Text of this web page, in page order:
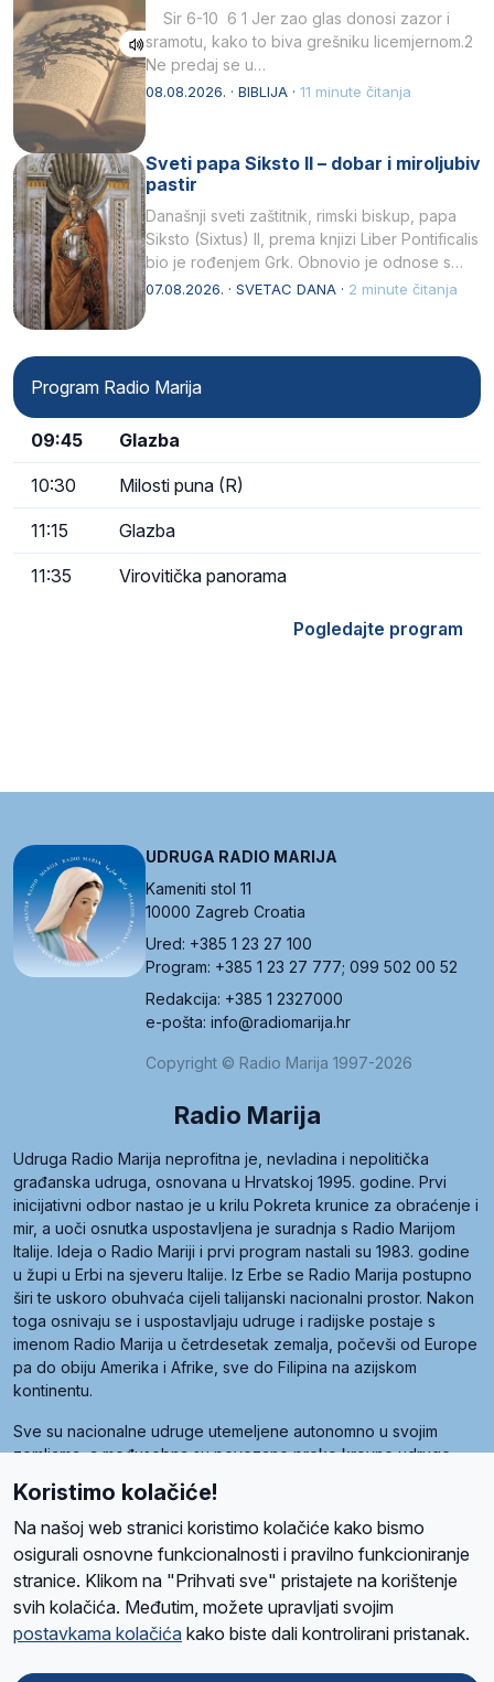
Sir 6-10 6 1 Jer zao glas donosi zazor i
sramotu, kako to biva grešniku licemjernom.2
Ne predaj se u…
08.08.2026. · BIBLIJA · 11 minute čitanja
Sveti papa Siksto II – dobar i miroljubiv
pastir
Današnji sveti zaštitnik, rimski biskup, papa
Siksto (Sixtus) II, prema knjizi Liber Pontificalis
bio je rođenjem Grk. Obnovio je odnose s
afričkim…
07.08.2026. · SVETAC DANA · 2 minute čitanja
Program Radio Marija
09:45 Glazba
10:30 Milosti puna (R)
11:15 Glazba
11:35 Virovitička panorama
Pogledajte program
UDRUGA RADIO MARIJA
Kameniti stol 11
10000 Zagreb Croatia
Ured: +385 1 23 27 100
Program: +385 1 23 27 777; 099 502 00 52
Redakcija: +385 1 2327000
e-pošta: info@radiomarija.hr
Copyright © Radio Marija 1997-2026
Radio Marija
Udruga Radio Marija neprofitna je, nevladina i nepolitička
građanska udruga, osnovana u Hrvatskoj 1995. godine. Prvi
inicijativni odbor nastao je u krilu Pokreta krunice za obraćenje i
mir, a uoči osnutka uspostavljena je suradnja s Radio Marijom
Italije. Ideja o Radio Mariji i prvi program nastali su 1983. godine
u župi u Erbi na sjeveru Italije. Iz Erbe se Radio Marija postupno
širi te uskoro obuhvaća cijeli talijanski nacionalni prostor. Nakon
toga osnivaju se i uspostavljaju udruge i radijske postaje s
imenom Radio Marija u četrdesetak zemalja, počevši od Europe
pa do obiju Amerika i Afrike, sve do Filipina na azijskom
kontinentu.
Sve su nacionalne udruge utemeljene autonomno u svojim
zemljama, a međusobna su povezane preko krovne udruge
Radio Maria). Svjetsku obitelj utemeljilo je sedam članica, među
kojima je i hrvatska Udruga Radio Marija.
O namaRadio ProgramVolonteriPrijateljiKontaktPravila privatnosti
Ova stranica je zaštićena Google reCAPTCHA sustavom
Koristimo kolačiće!
Na našoj web stranici koristimo kolačiće kako bismo
osigurali osnovne funkcionalnosti i pravilno funkcioniranje
stranice. Klikom na "Prihvati sve" pristajete na korištenje
svih kolačića. Međutim, možete upravljati svojim
postavkama kolačića kako biste dali kontrolirani pristanak.